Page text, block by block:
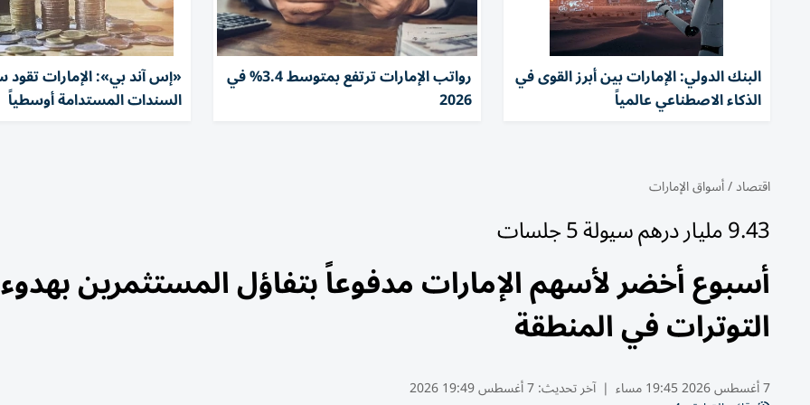
البنك الدولي: الإمارات بين أبرز القوى في
الذكاء الاصطناعي عالمياً
رواتب الإمارات ترتفع بمتوسط 3.4% في
2026
«إس آند بي»: الإمارات
السندات المستدامة أوسطياً
اقتصاد/أسواق الإمارات
9.43 مليار درهم سيولة 5 جلسات
أسبوع أخضر لأسهم الإمارات مدفوعاً بتفاؤل المستثمرين بهدوء
التوترات في المنطقة
7 أغسطس 2026 19:45 مساء | آخر تحديث:7 أغسطس 19:49 2026